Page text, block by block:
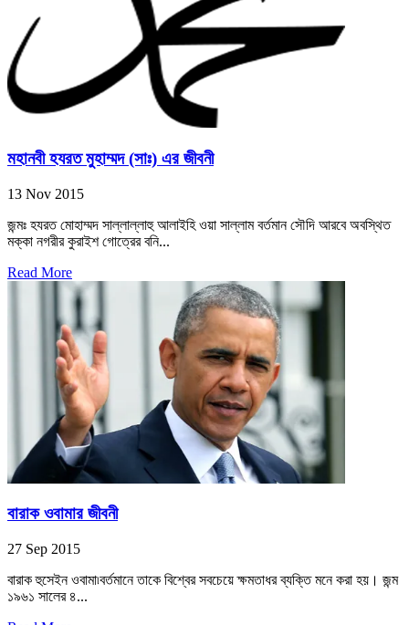
মহানবী হযরত মুহাম্মদ (সাঃ) এর জীবনী
13 Nov 2015
জন্মঃ হযরত মোহাম্মদ সাল্লাল্লাহু আলাইহি ওয়া সাল্লাম বর্তমান সৌদি আরবে অবস্থিত
মক্কা নগরীর কুরাইশ গোত্রের বনি...
Read More
বারাক ওবামার জীবনী
27 Sep 2015
বারাক হুসেইন ওবামা৷বর্তমানে তাকে বিশ্বের সবচেয়ে ক্ষমতাধর ব্যক্তি মনে করা হয়। জন্ম
১৯৬১ সালের ৪...